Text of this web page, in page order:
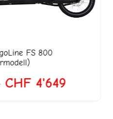
FS 800
CHF4'649